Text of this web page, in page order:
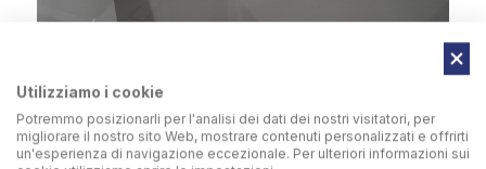
Utilizziamo i cookie
Potremmo posizionarli per l'analisi dei dati dei nostri visitatori, per
migliorare il nostro sito Web, mostrare contenuti personalizzati e offrirti
un'esperienza di navigazione eccezionale. Per ulteriori informazioni sui